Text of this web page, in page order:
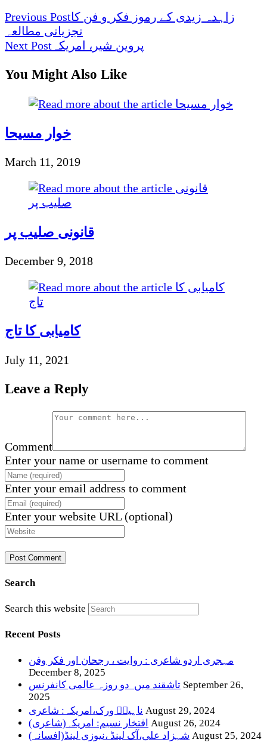
Previous Postزاہدہ زیدی کے رموز فکر و فن کا
تجزیاتی مطالعہ
Next Post پروین شیر، امریکہ
You Might Also Like
خوار مسیحا
March 11, 2019
قانونی صلیب پر
December 9, 2018
کامیابی کا تاج
July 11, 2021
Leave a Reply
Comment
Enter your name or username to comment
Enter your email address to comment
Enter your website URL (optional)
Search
Search this website
Recent Posts
مہجری اردو شاعری : روایت ، رجحان اور فکر وفن
December 8, 2025
تاشقند میں دو روزہ عالمی کانفرنس September 26,
2025
ناہیدؔ ورک،امریکہ: شاعری August 29, 2024
افتخار نسیم: امریکہ(شاعری) August 26, 2024
شہزاد علی،آک لینڈ ،نیوزی لینڈ(افسانہ) August 25, 2024